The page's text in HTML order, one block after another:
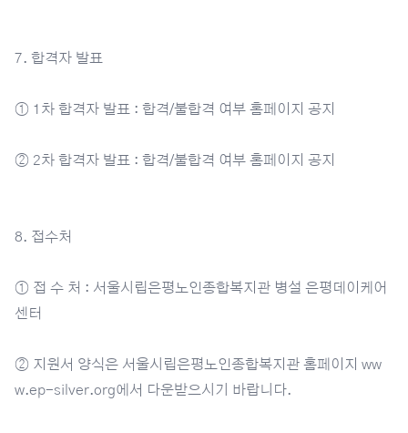
7. 합격자 발표
① 1차 합격자 발표 : 합격/불합격 여부 홈페이지 공지
② 2차 합격자 발표 : 합격/불합격 여부 홈페이지 공지
8. 접수처
① 접 수 처 : 서울시립은평노인종합복지관 병설 은평데이케어
센터
② 지원서 양식은 서울시립은평노인종합복지관 홈페이지 ww
w.ep-silver.org에서 다운받으시기 바랍니다.